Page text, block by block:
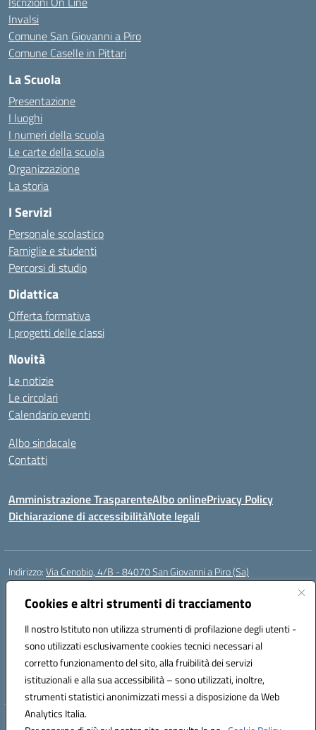
Cookies e altri strumenti di tracciamento
Il nostro Istituto non utilizza strumenti di profilazione degli utenti -
sono utilizzati esclusivamente cookies tecnici necessari al
corretto funzionamento del sito, alla fruibilità dei servizi
istituzionali e alla sua accessibilità – sono utilizzati, inoltre,
strumenti statistici anonimizzati messi a disposizione da Web
Analytics Italia.
Invalsi
Comune San Giovanni a Piro
Comune Caselle in Pittari
La Scuola
Presentazione
I luoghi
I numeri della scuola
Le carte della scuola
Organizzazione
La storia
I Servizi
Personale scolastico
Famiglie e studenti
Percorsi di studio
Didattica
Offerta formativa
I progetti delle classi
Novità
Le notizie
Le circolari
Calendario eventi
Albo sindacale
Contatti
Amministrazione TrasparenteAlbo onlinePrivacy Policy
Dichiarazione di accessibilitàNote legali
Indirizzo:Via Cenobio, 4/B - 84070 San Giovanni a Piro (Sa)
Centralino:
Posta elettronica certificata (PEC):saic815005@pec.istruzione.it
Codice fiscale: 84001740657
Codice meccanografico:SAIC815005
Codice Indice delle Pubbliche Amministrazioni (IPA): istsc_SAIC815005
Codice unico di fatturazione (CUF): UFDQ9V
Hosting & Powered by 3D Solution S.r.l.